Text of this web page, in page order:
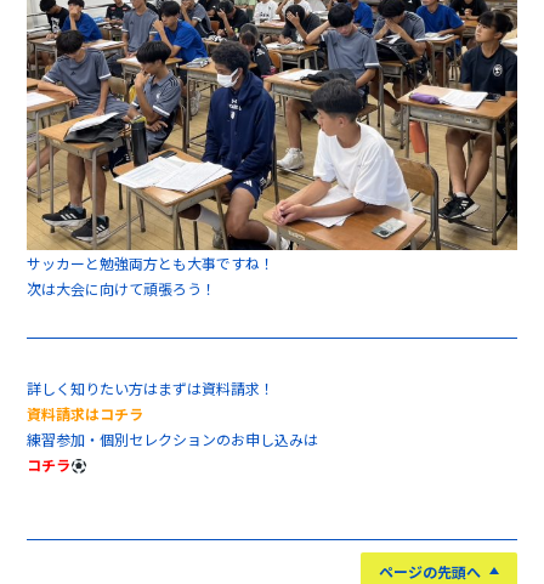
サッカーと勉強両方とも大事ですね！
次は大会に向けて頑張ろう！
詳しく知りたい方はまずは資料請求！
資料請求はコチラ
練習参加・個別セレクションのお申し込みは
コチラ
ページの先頭へ